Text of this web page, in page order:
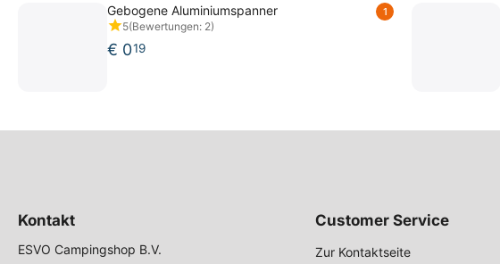
1
Gebogene Aluminiumspanner
5(Bewertungen: 2)
€ 019
Kontakt
ESVO Campingshop B.V.
Customer Service
Zur Kontaktseite